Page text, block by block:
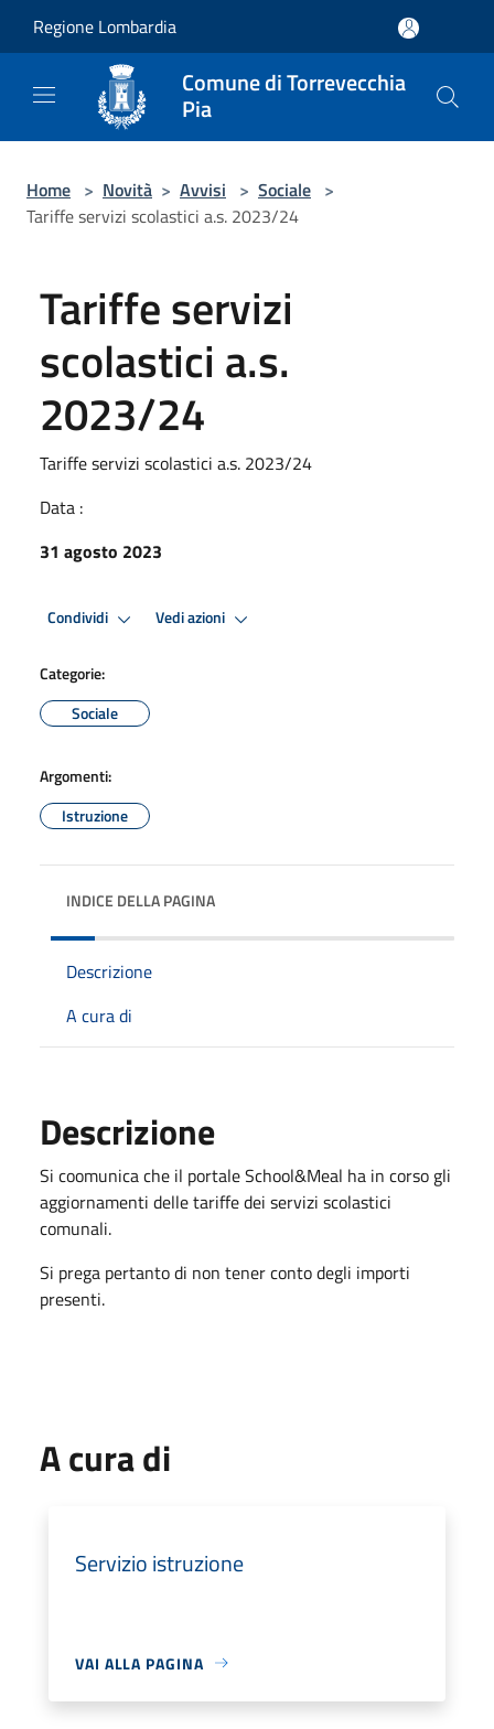
Regione Lombardia
Comune di Torrevecchia
Pia
Home > Novità > Avvisi > Sociale >
Tariffe servizi scolastici a.s. 2023/24
Tariffe servizi
scolastici a.s.
2023/24
Tariffe servizi scolastici a.s. 2023/24
Data :
31 agosto 2023
Condividi Vedi azioni
Categorie:
Sociale
Argomenti:
Istruzione
INDICE DELLA PAGINA
Descrizione
A cura di
Descrizione
Si coomunica che il portale School&Meal ha in corso gli
aggiornamenti delle tariffe dei servizi scolastici
comunali.
Si prega pertanto di non tener conto degli importi
presenti.
A cura di
Servizio istruzione
VAI ALLA PAGINA